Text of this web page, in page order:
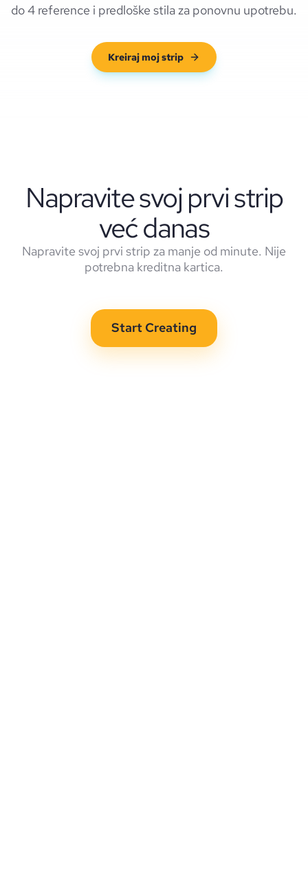
do 4 reference i predloške stila za ponovnu upotrebu.
Kreiraj moj strip
Napravite svoj prvi strip
već danas
Napravite svoj prvi strip za manje od minute. Nije
potrebna kreditna kartica.
Start Creating